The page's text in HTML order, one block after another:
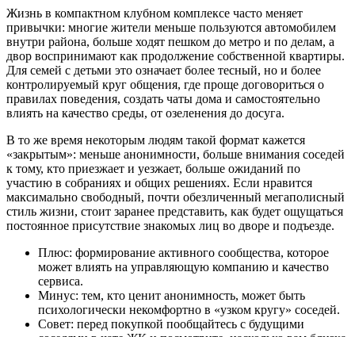
Жизнь в компактном клубном комплексе часто меняет
привычки: многие жители меньше пользуются автомобилем
внутри района, больше ходят пешком до метро и по делам, а
двор воспринимают как продолжение собственной квартиры.
Для семей с детьми это означает более тесный, но и более
контролируемый круг общения, где проще договориться о
правилах поведения, создать чаты дома и самостоятельно
влиять на качество среды, от озеленения до досуга.
В то же время некоторым людям такой формат кажется
«закрытым»: меньше анонимности, больше внимания соседей
к тому, кто приезжает и уезжает, больше ожиданий по
участию в собраниях и общих решениях. Если нравится
максимально свободный, почти обезличенный мегаполисный
стиль жизни, стоит заранее представить, как будет ощущаться
постоянное присутствие знакомых лиц во дворе и подъезде.
Плюс: формирование активного сообщества, которое
может влиять на управляющую компанию и качество
сервиса.
Минус: тем, кто ценит анонимность, может быть
психологически некомфортно в «узком кругу» соседей.
Совет: перед покупкой пообщайтесь с будущими